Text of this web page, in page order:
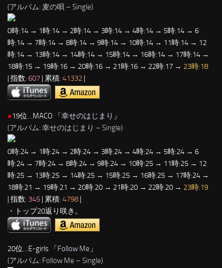
(アルバム: 麦の唄 – Single)
0時:14 → 1時:14 → 2時:14 → 3時:14 → 4時:14 → 5時:14 → 6
時:14 → 7時:14 → 8時:14 → 9時:14 → 10時:14 → 11時:14 → 12
時:14 → 13時:14 → 14時:14 → 15時:14 → 16時:14 → 17時:14 →
18時:15 → 19時:16 → 20時:16 → 21時:16 → 22時:17 → 23時:18
| 指数: 607 | 累積: 41332 |
●19位…MACO 「幸せのはじまり 」
(アルバム: 幸せのはじまり – Single)
0時:24 → 1時:24 → 2時:24 → 3時:24 → 4時:24 → 5時:24 → 6
時:24 → 7時:24 → 8時:24 → 9時:24 → 10時:25 → 11時:25 → 12
時:25 → 13時:25 → 14時:25 → 15時:25 → 16時:25 → 17時:24 →
18時:21 → 19時:21 → 20時:20 → 21時:20 → 22時:20 → 23時:19
| 指数: 345 | 累積: 4798 |
・トップ20返り咲き。
20位…E-girls 「Follow Me 」
(アルバム: Follow Me – Single)